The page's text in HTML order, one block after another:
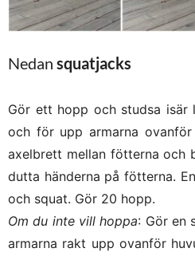
Nedan squatjacks
Gör ett hopp och studsa isär
och för upp armarna
axelbrett mellan fötterna och
dutta händerna på fötterna.
och squat. Gör 20 hopp.
Om du inte vill hoppa: Gör en
armarna rakt upp ovanför